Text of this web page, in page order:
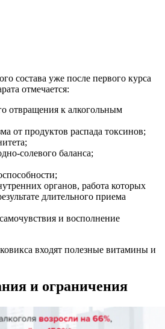
состава уже после первого курса
отмечается:
отвращения к алкогольным
от продуктов распада токсинов;
солевого баланса;
органов, работа которых
длительного приема
и восполнение
входят полезные витамины и
и ограничения